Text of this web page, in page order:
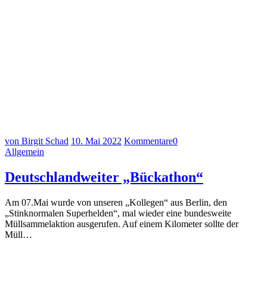
von Birgit Schad 10. Mai 2022 Kommentare0
Allgemein
Deutschlandweiter „Bückathon“
Am 07.Mai wurde von unseren „Kollegen“ aus Berlin, den
„Stinknormalen Superhelden“, mal wieder eine bundesweite
Müllsammelaktion ausgerufen. Auf einem Kilometer sollte der
Müll…